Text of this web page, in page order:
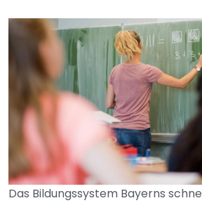
Das Bildungssystem Bayerns